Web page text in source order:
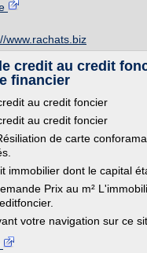
www.rachats.biz
credit au credit
financier
au credit foncier
au credit foncier
de carte
immobilier dont le capital
Prix au m²
votre navigation sur ce